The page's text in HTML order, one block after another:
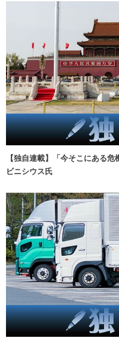
【独自連載】「今そこにある
ビニシウス氏